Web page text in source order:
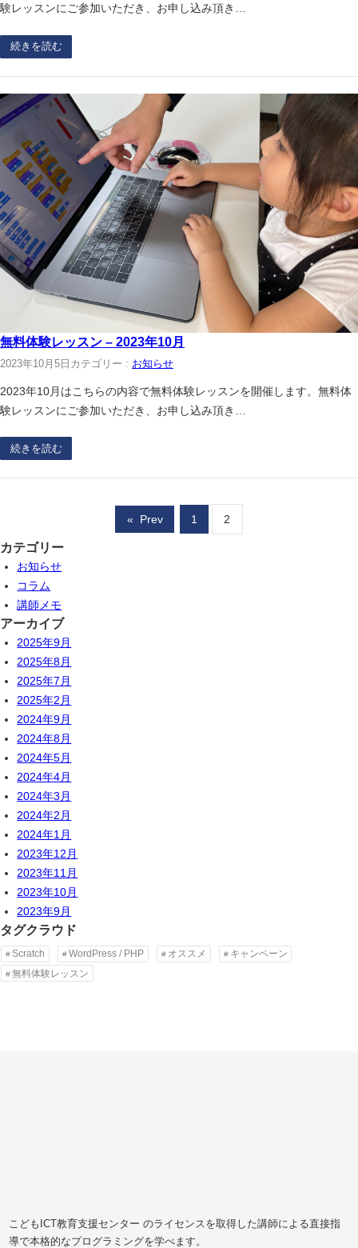
験レッスンにご参加いただき、お申し込み頂き…
続きを読む
無料体験レッスン – 2023年10月
2023年10月5日 カテゴリー : お知らせ
2023年10月はこちらの内容で無料体験レッスンを開催します。無料体
験レッスンにご参加いただき、お申し込み頂き…
続きを読む
« Prev 1 2
カテゴリー
お知らせ
コラム
講師メモ
アーカイブ
2025年9月
2025年8月
2025年7月
2025年2月
2024年9月
2024年8月
2024年5月
2024年4月
2024年3月
2024年2月
2024年1月
2023年12月
2023年11月
2023年10月
2023年9月
タグクラウド
Scratch WordPress / PHP オススメ
キャンペーン
無料体験レッスン
こどもICT教育支援センター のライセンスを取得した講師による直接指
導で本格的なプログラミングを学べます。